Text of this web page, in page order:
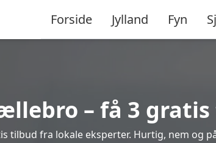
Forside Jylland Fyn
– få 3
fra lokale eksperter. Hurtig, nem og